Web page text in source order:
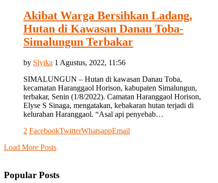
Akibat Warga Bersihkan Ladang,
Hutan di Kawasan Danau Toba-
Simalungun Terbakar
by Slyika 1 Agustus, 2022, 11:56
SIMALUNGUN – Hutan di kawasan Danau Toba,
kecamatan Haranggaol Horison, kabupaten Simalungun,
terbakar, Senin (1/8/2022). Camatan Haranggaol Horison,
Elyse S Sinaga, mengatakan, kebakaran hutan terjadi di
kelurahan Haranggaol. “Asal api penyebab…
2 FacebookTwitterWhatsappEmail
Load More Posts
Popular Posts